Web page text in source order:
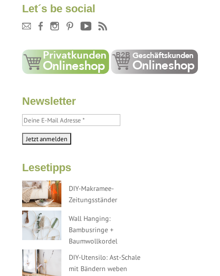
Let´s be social
Newsletter
Lesetipps
DIY-Makramee-
Zeitungsständer
Wall Hanging:
Bambusringe +
Baumwollkordel
DIY-Utensilo: Ast-Schale
mit Bändern weben